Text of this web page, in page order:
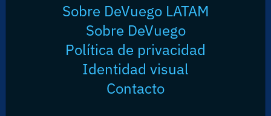
Sobre DeVuego LATAM
Sobre DeVuego
Política de privacidad
Identidad visual
Contacto